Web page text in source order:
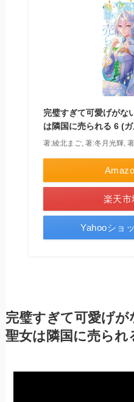
完璧すぎて可愛げがな
は隣国に売られる 6 (
著:綾北まご, 著:冬月光輝,
楽天市
Yahooショ
完璧すぎて可愛げ
聖女は隣国に売られ